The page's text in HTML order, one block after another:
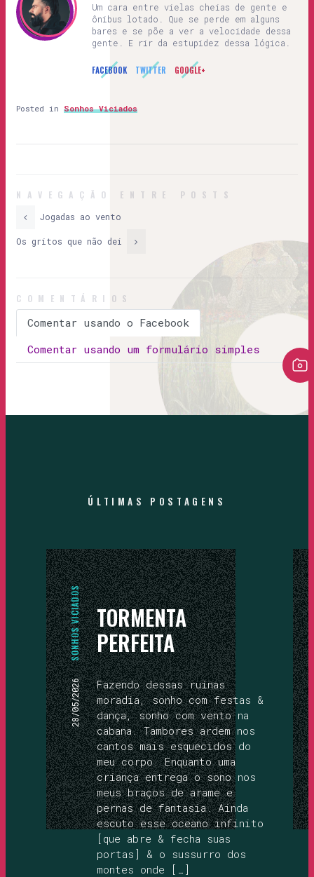
Um cara entre vielas cheias de gente e
ônibus lotado. Que se perde em alguns
bares e se põe a ver a velocidade dessa
gente. E rir da estupidez dessa lógica.
FACEBOOK TWITTER GOOGLE+
Posted in Sonhos Viciados
NAVEGAÇÃO ENTRE POSTS
Jogadas ao vento
Os gritos que não dei
COMENTÁRIOS
Comentar usando o Facebook
Comentar usando um formulário simples
ÚLTIMAS POSTAGENS
28/05/2026
SONHOS VICIADOS TORMENTA
PERFEITA
Fazendo dessas ruínas
moradia, sonho com festas &
dança, sonho com vento na
cabana. Tambores ardem nos
cantos mais esquecidos do
meu corpo. Enquanto uma
criança entrega o sono nos
meus braços de arame e
pernas de fantasia. Ainda
escuto esse oceano infinito
[que abre & fecha suas
portas] & o sussurro dos
montes onde […]